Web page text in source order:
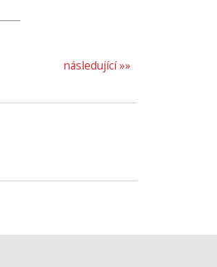
následující »»